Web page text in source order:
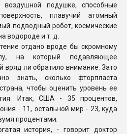
подушке, способные
плавучий атомный
подводный робот, космические
водороде и т. д.
отдано вроде бы скромному
на который подавляющее
вряд ли обратило внимание. Зато
знать, сколько фторпласта
чтобы оценить уровень ее
Итак, США - 35 процентов,
- 11, остальной мир - 23, куда
процентами.
история, - говорит доктор